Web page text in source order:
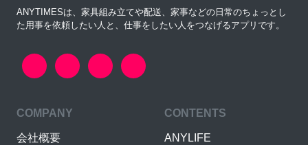
ANYTIMESは、家具組み立てや配送、家事などの日常のちょっとし
た用事を依頼したい人と、仕事をしたい人をつなげるアプリです。
COMPANY
会社概要
CONTENTS
ANYLIFE